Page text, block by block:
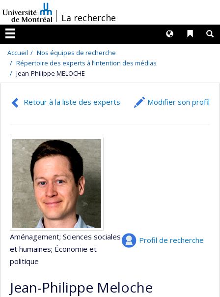
au
contenu
/La recherche
Menu
Liens
Langues
Accueil
Nos équipes de recherche
Répertoire des experts à l’intention des médias
Jean-Philippe MELOCHE
Retour à la liste des experts Modifier son profil
Profil de recherche
Aménagement; Sciences sociales
et humaines; Économie et
politique
Jean-Philippe Meloche